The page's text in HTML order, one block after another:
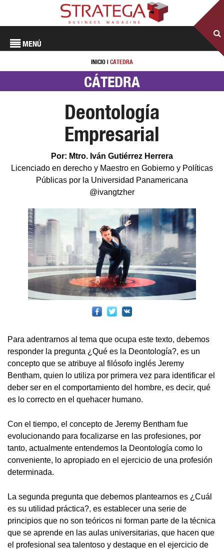
MENÚ
INICIO | CÁTEDRA
CÁTEDRA
Deontología
Empresarial
Por: Mtro. Iván Gutiérrez Herrera
Licenciado en derecho y Maestro en Gobierno y Políticas
Públicas por la Universidad Panamericana
@ivangtzher
Para adentrarnos al tema que ocupa este texto, debemos
responder la pregunta ¿Qué es la Deontología?, es un
concepto que se atribuye al filósofo inglés Jeremy
Bentham, quien lo utiliza por primera vez para identificar el
deber ser en el comportamiento del hombre, es decir, qué
es lo correcto en el quehacer humano.
Con el tiempo, el concepto de Jeremy Bentham fue
evolucionando para focalizarse en las profesiones, por
tanto, actualmente entendemos la Deontología como lo
conveniente, lo apropiado en el ejercicio de una profesión
determinada.
La segunda pregunta que debemos plantearnos es ¿Cuál
es su utilidad práctica?, es establecer una serie de
principios que no son teóricos ni forman parte de la técnica
que se aprende en las aulas universitarias, que hacen que
el profesional sea talentoso y destaque en el ejercicio de